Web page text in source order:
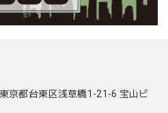
京都台東区浅草橋1-21-6 宝山ビ